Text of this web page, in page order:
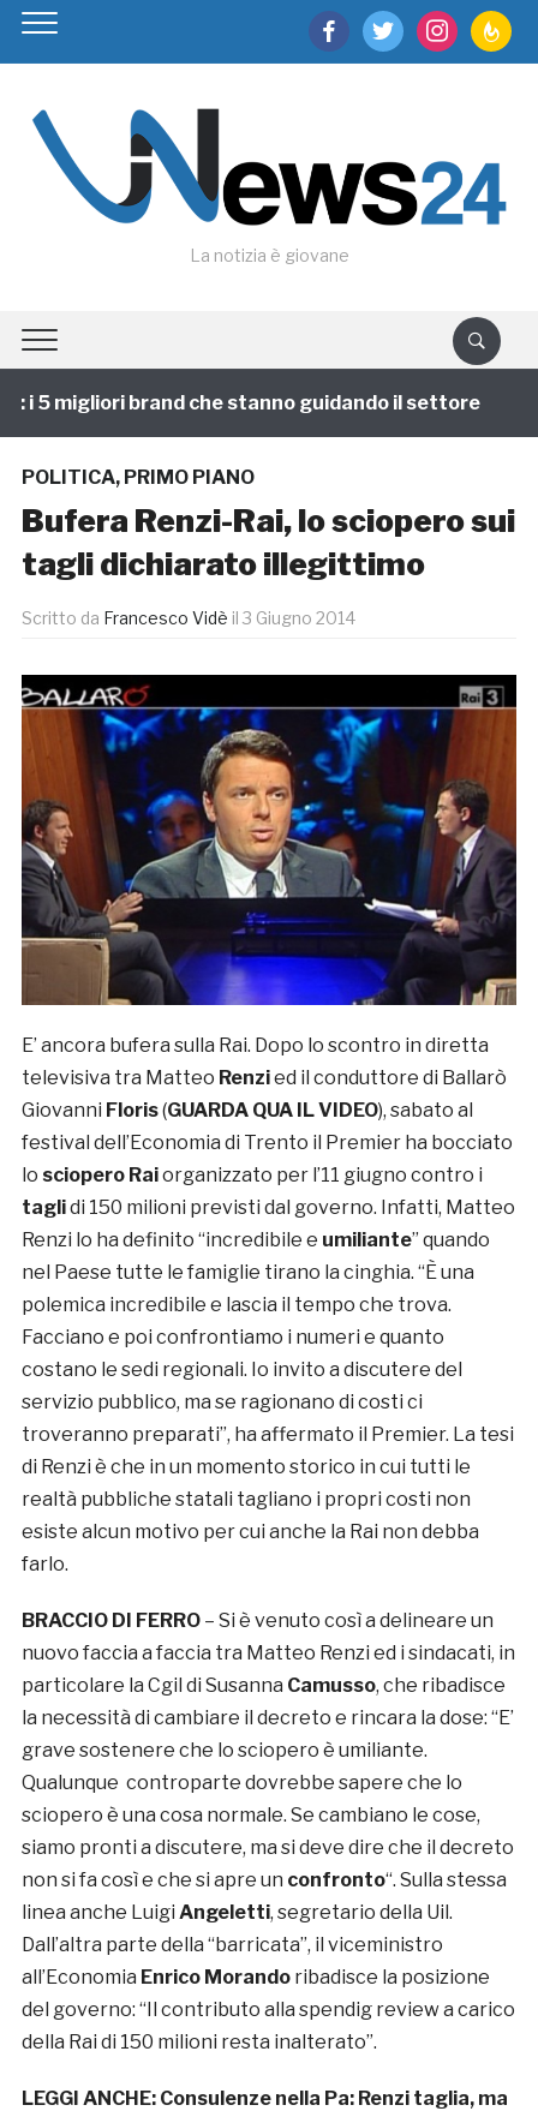
facebooktwitter instagram
La notizia è giovane
migliori brand che stanno guidando il settore
POLITICA, PRIMO PIANO
Bufera Renzi-Rai, lo sciopero sui
tagli dichiarato illegittimo
Scritto da Francesco Vidè il 3 Giugno 2014
E’ ancora bufera sulla Rai. Dopo lo scontro in diretta
televisiva tra Matteo Renzied il conduttore di Ballarò
Giovanni Floris(GUARDA QUA IL VIDEO), sabato al
festival dell’Economia di Trento il Premier ha bocciato
lo sciopero Raiorganizzato per l’11 giugno contro i
taglidi 150 milioni previsti dal governo. Infatti, Matteo
Renzi lo ha definito “incredibile e umiliante” quando
nel Paese tutte le famiglie tirano la cinghia. “È una
polemica incredibile e lascia il tempo che trova.
Facciano e poi confrontiamo i numeri e quanto
costano le sedi regionali. Io invito a discutere del
servizio pubblico, ma se ragionano di costi ci
troveranno preparati”, ha affermato il Premier. La tesi
di Renzi è che in un momento storico in cui tutti le
realtà pubbliche statali tagliano i propri costi non
esiste alcun motivo per cui anche la Rai non debba
farlo.
BRACCIO DI FERRO– Si è venuto così a delineare un
nuovo faccia a faccia tra Matteo Renzi ed i sindacati, in
particolare la Cgil di Susanna Camusso, che ribadisce
la necessità di cambiare il decreto e rincara la dose: “E’
grave sostenere che lo sciopero è umiliante.
Qualunque controparte dovrebbe sapere che lo
sciopero è una cosa normale. Se cambiano le cose,
siamo pronti a discutere, ma si deve dire che il decreto
non si fa così e che si apre un confronto“. Sulla stessa
linea anche Luigi Angeletti, segretario della Uil.
Dall’altra parte della “barricata”, il viceministro
all’Economia Enrico Morando ribadisce la posizione
del governo: “Il contributo alla spendig review a carico
della Rai di 150 milioni resta inalterato”.
LEGGI ANCHE: Consulenze nella Pa: Renzi taglia, ma